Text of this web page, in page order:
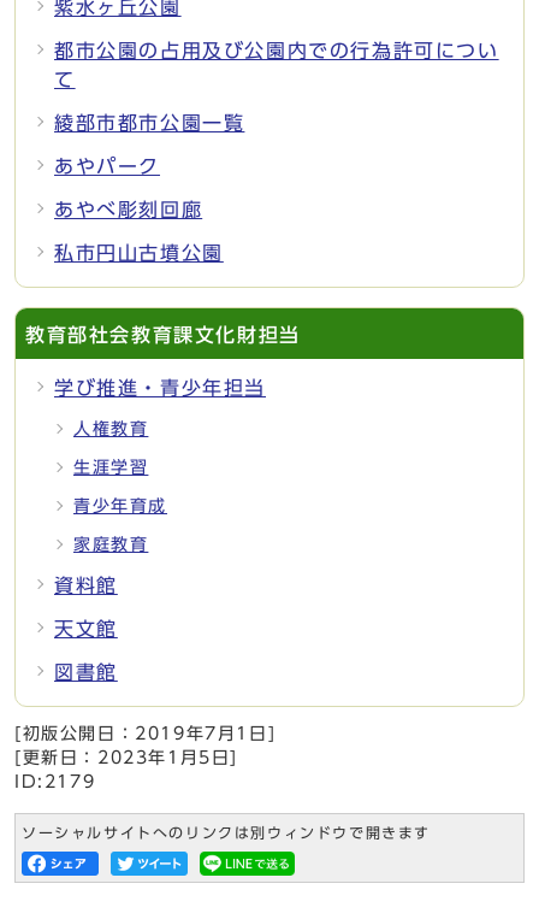
紫水ヶ丘公園
都市公園の占用及び公園内での行為許可につい
て
綾部市都市公園一覧
あやパーク
あやべ彫刻回廊
私市円山古墳公園
教育部社会教育課文化財担当
学び推進・青少年担当
人権教育
生涯学習
青少年育成
家庭教育
資料館
天文館
図書館
[初版公開日： 2019年7月1日
[更新日： 2023年1月5日
ID:2179
ソーシャルサイトへのリンクは別ウィンドウで開きます